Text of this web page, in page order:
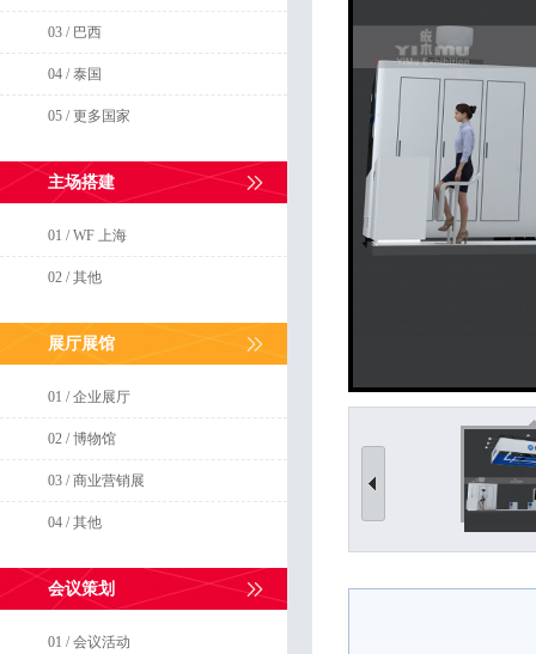
03 / 巴西
04 / 泰国
05 / 更多国家
主场搭建
01 / WF 上海
02 / 其他
展厅展馆
01 / 企业展厅
02 / 博物馆
03 / 商业营销展
04 / 其他
会议策划
01 / 会议活动